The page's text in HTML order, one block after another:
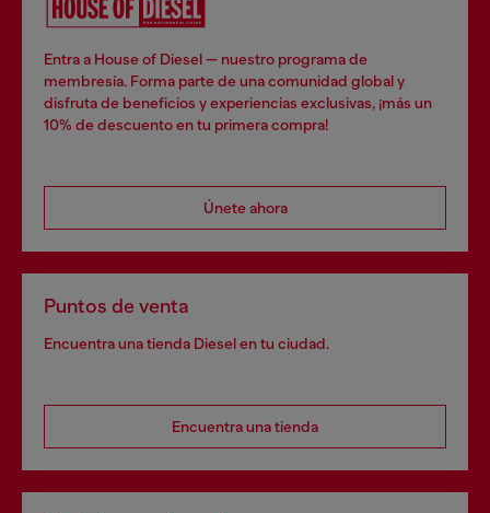
Entra a House of Diesel — nuestro programa de
membresía. Forma parte de una comunidad global y
disfruta de beneficios y experiencias exclusivas, ¡más un
10% de descuento en tu primera compra!
Únete ahora
Puntos de venta
Encuentra una tienda Diesel en tu ciudad.
Encuentra una tienda